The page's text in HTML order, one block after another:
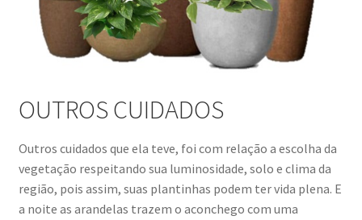
OUTROS CUIDADOS
Outros cuidados que ela teve, foi com relação a escolha da
vegetação respeitando sua luminosidade, solo e clima da
região, pois assim, suas plantinhas podem ter vida plena. E
a noite as arandelas trazem o aconchego com uma